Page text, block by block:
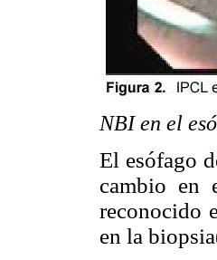
NBI en el
El esófago
cambio en
reconocido
en la